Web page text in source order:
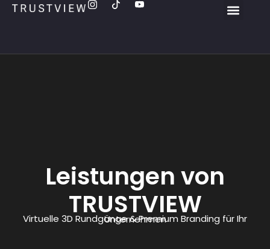
Leistungen von
TRUSTVIEW
Virtuelle 3D Rundgänge & Premium Branding für Ihr Unternehmen